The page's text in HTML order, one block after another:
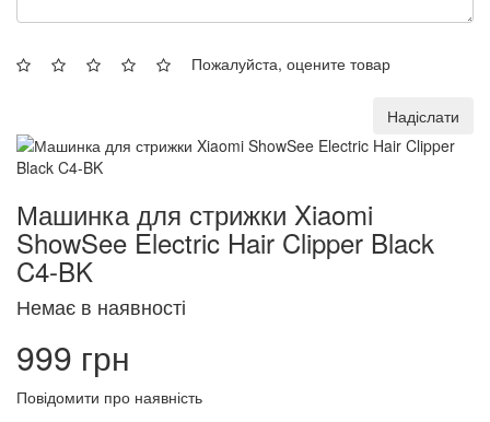
Пожалуйста, оцените товар
Надіслати
Машинка для стрижки Xiaomi
ShowSee Electric Hair Clipper Black
C4-BK
Немає в наявності
999 грн
Повідомити про наявність